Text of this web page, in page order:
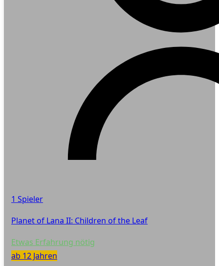
1 Spieler
Planet of Lana II: Children of the Leaf
Etwas Erfahrung nötig
ab 12 Jahren